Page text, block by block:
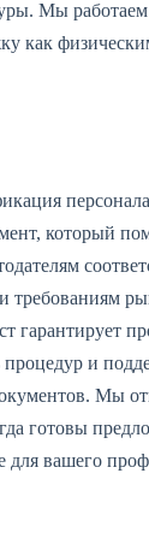
Мы
как
который
требованиям
гарантирует
процедур и
Мы
готовы
для вашего